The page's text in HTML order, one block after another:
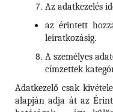
Az adatkezelés
az érintett
leiratkozásig.
A személyes
címzettek
Adatkezelő csak
alapján adja át az